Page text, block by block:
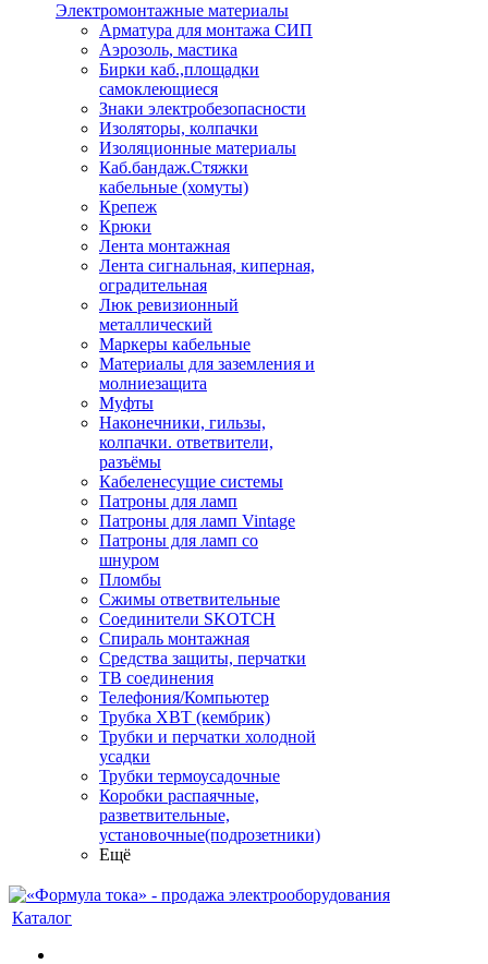
Электромонтажные материалы
Арматура для монтажа СИП
Аэрозоль, мастика
Бирки каб.,площадки
самоклеющиеся
Знаки электробезопасности
Изоляторы, колпачки
Изоляционные материалы
Каб.бандаж.Стяжки
кабельные (хомуты)
Крепеж
Крюки
Лента монтажная
Лента сигнальная, киперная,
оградительная
Люк ревизионный
металлический
Маркеры кабельные
Материалы для заземления и
молниезащита
Муфты
Наконечники, гильзы,
колпачки. ответвители,
разъёмы
Кабеленесущие системы
Патроны для ламп
Патроны для ламп Vintage
Патроны для ламп со
шнуром
Пломбы
Сжимы ответвительные
Соединители SKOTCH
Спираль монтажная
Средства защиты, перчатки
ТВ соединения
Телефония/Компьютер
Трубка ХВТ (кембрик)
Трубки и перчатки холодной
усадки
Трубки термоусадочные
Коробки распаячные,
разветвительные,
установочные(подрозетники)
Ещё
Каталог